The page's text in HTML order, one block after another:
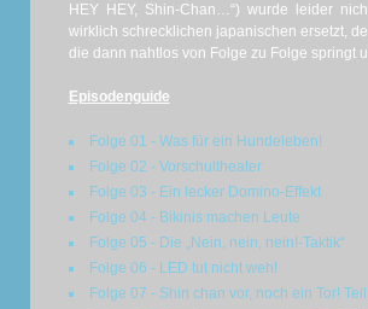
HEY HEY, Shin-Chan…“) wurde leider
wirklich schrecklichen japanischen ersetzt,
die dann nahtlos von Folge zu Folge springt
Episodenguide
Folge 01 - Was für ein Hundeleben!
Folge 02 - Vorschultheater
Folge 03 - Ein lecker Domino-Effekt
Folge 04 - Bikinis machen Leute
Folge 05 - Die „Nein, nein, nein!-Taktik“
Folge 06 - LED tut nicht weh!
Folge 07 - Shin chan vor, noch ein Tor!